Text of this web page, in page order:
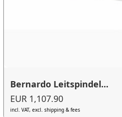
Bernardo Leitspindel...
EUR 1,107.90
incl. VAT, excl. shipping & fees